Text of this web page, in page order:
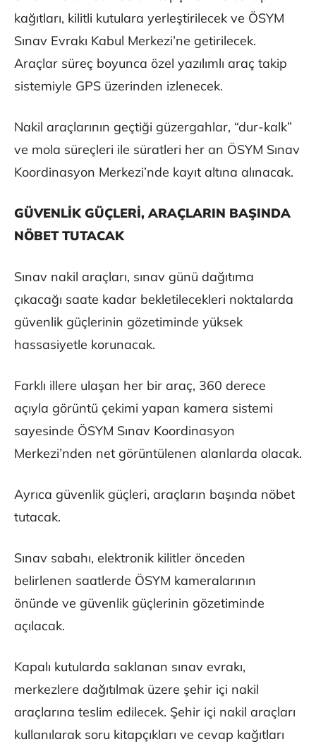
kağıtları, kilitli kutulara yerleştirilecek ve ÖSYM
Sınav Evrakı Kabul Merkezi’ne getirilecek.
Araçlar süreç boyunca özel yazılımlı araç takip
sistemiyle GPS üzerinden izlenecek.
Nakil araçlarının geçtiği güzergahlar, “dur-kalk”
ve mola süreçleri ile süratleri her an ÖSYM Sınav
Koordinasyon Merkezi’nde kayıt altına alınacak.
GÜVENLİK GÜÇLERİ, ARAÇLARIN BAŞINDA
NÖBET TUTACAK
Sınav nakil araçları, sınav günü dağıtıma
çıkacağı saate kadar bekletilecekleri noktalarda
güvenlik güçlerinin gözetiminde yüksek
hassasiyetle korunacak.
Farklı illere ulaşan her bir araç, 360 derece
açıyla görüntü çekimi yapan kamera sistemi
sayesinde ÖSYM Sınav Koordinasyon
Merkezi’nden net görüntülenen alanlarda olacak.
Ayrıca güvenlik güçleri, araçların başında nöbet
tutacak.
Sınav sabahı, elektronik kilitler önceden
belirlenen saatlerde ÖSYM kameralarının
önünde ve güvenlik güçlerinin gözetiminde
açılacak.
Kapalı kutularda saklanan sınav evrakı,
merkezlere dağıtılmak üzere şehir içi nakil
araçlarına teslim edilecek. Şehir içi nakil araçları
kullanılarak soru kitapçıkları ve cevap kağıtları